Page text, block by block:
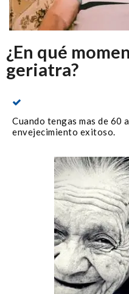
¿En qué
geriatra?
Cuando tengas mas de 60
envejecimiento exitoso.